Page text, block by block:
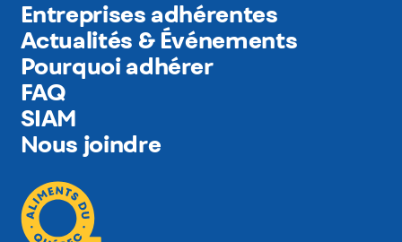
Entreprises adhérentes
Actualités & Événements
Pourquoi adhérer
FAQ
SIAM
Nous joindre